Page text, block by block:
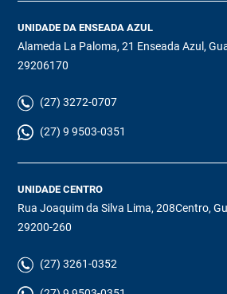
UNIDADE DA ENSEADA AZUL
Alameda La Paloma, 21 Enseada Azul,
29206170
(27) 3272-0707
(27) 9 9503-0351
UNIDADE CENTRO
Rua Joaquim da Silva Lima, 208Centro,
29200-260
(27) 3261-0352